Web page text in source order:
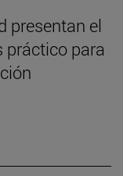
presentan el
práctico para